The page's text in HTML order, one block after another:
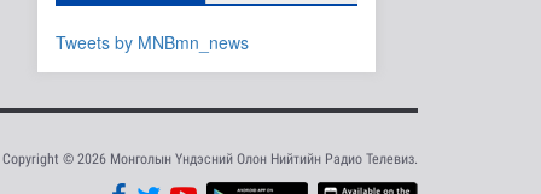
агуулахууд эхнээсээ
2026-08-08 15:56
ЦАГ АГААР:
Tweets by MNBmn_news
Copyright © 2026 Монголын Үндэсний Олон Нийтийн Радио Телевиз.